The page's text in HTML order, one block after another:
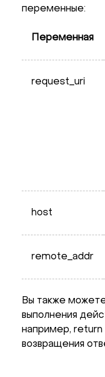
переменные:
Переменная
request_uri
host
remote_addr
Вы также
выполнения
например,
возвращения